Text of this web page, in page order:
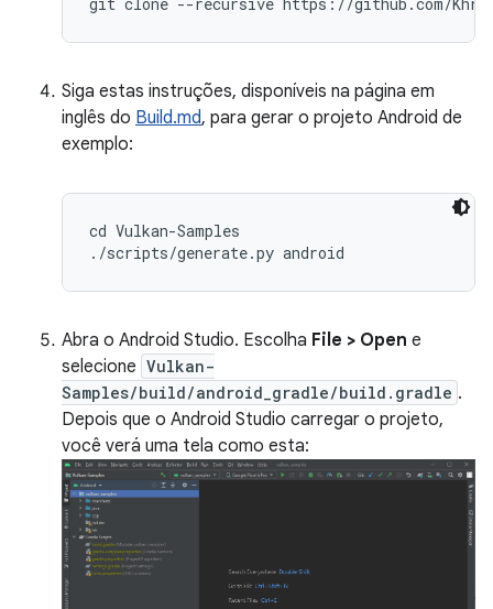
Siga estas instruções, disponíveis na página em
inglês do Build.md, para gerar o projeto Android de
exemplo:
cd Vulkan-Samples
Abra o Android Studio. Escolha File > Open e
selecione Vulkan-
Samples/build/android_gradle/build.gradle .
Depois que o Android Studio carregar o projeto,
você verá uma tela como esta: